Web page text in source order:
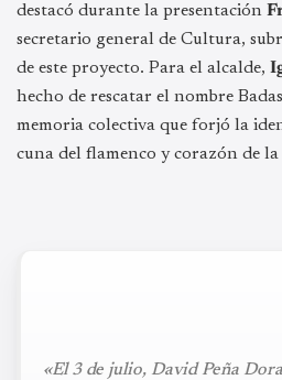
destacó durante la presentación
secretario general de Cultura,
de este proyecto. Para el alcalde,
hecho de rescatar el nombre
memoria colectiva que forjó la
cuna del flamenco y corazón de la
«El 3 de julio, David Peña